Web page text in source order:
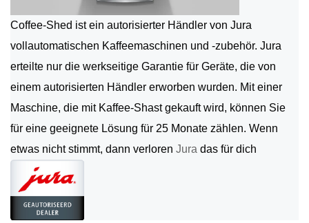
Coffee-Shed ist ein autorisierter Händler von Jura
vollautomatischen Kaffeemaschinen und -zubehör. Jura
erteilte nur die werkseitige Garantie für Geräte, die von
einem autorisierten Händler erworben wurden. Mit einer
Maschine, die mit Kaffee-Shast gekauft wird, können Sie
für eine geeignete Lösung für 25 Monate zählen. Wenn
etwas nicht stimmt, dann verloren Jura das für dich